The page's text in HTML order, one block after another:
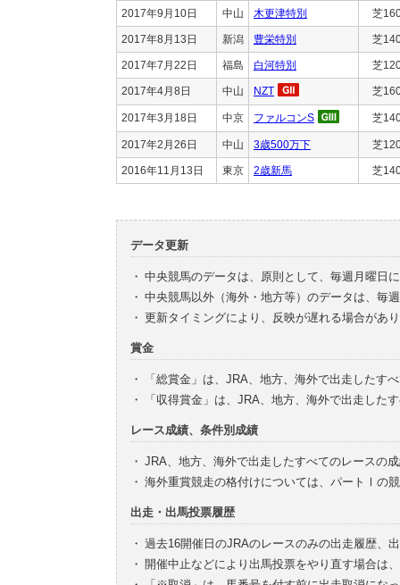
2017年9月10日 中山 木更津特別 芝
2017年8月13日 新潟 豊栄特別 芝
2017年7月22日 福島 白河特別 芝
2017年4月8日 中山 NZT 芝
2017年3月18日 中京 ファルコンS 芝
2017年2月26日 中山 3歳500万下 芝
2016年11月13日 東京 2歳新馬 芝
データ更新
・ 中央競馬のデータは、原則として、毎週月曜日
・ 中央競馬以外（海外・地方等）のデータは、毎
・ 更新タイミングにより、反映が遅れる場合があ
賞金
・
「総賞金」は、JRA、地方、海外で出走したす
・
「収得賞金」は、JRA、地方、海外で出走した
レース成績、条件別成績
・ JRA、地方、海外で出走したすべてのレースの
・ 海外重賞競走の格付けについては、パートⅠの
出走・出馬投票履歴
・ 過去16開催日のJRAのレースのみの出走履歴、
・ 開催中止などにより出馬投票をやり直す場合は